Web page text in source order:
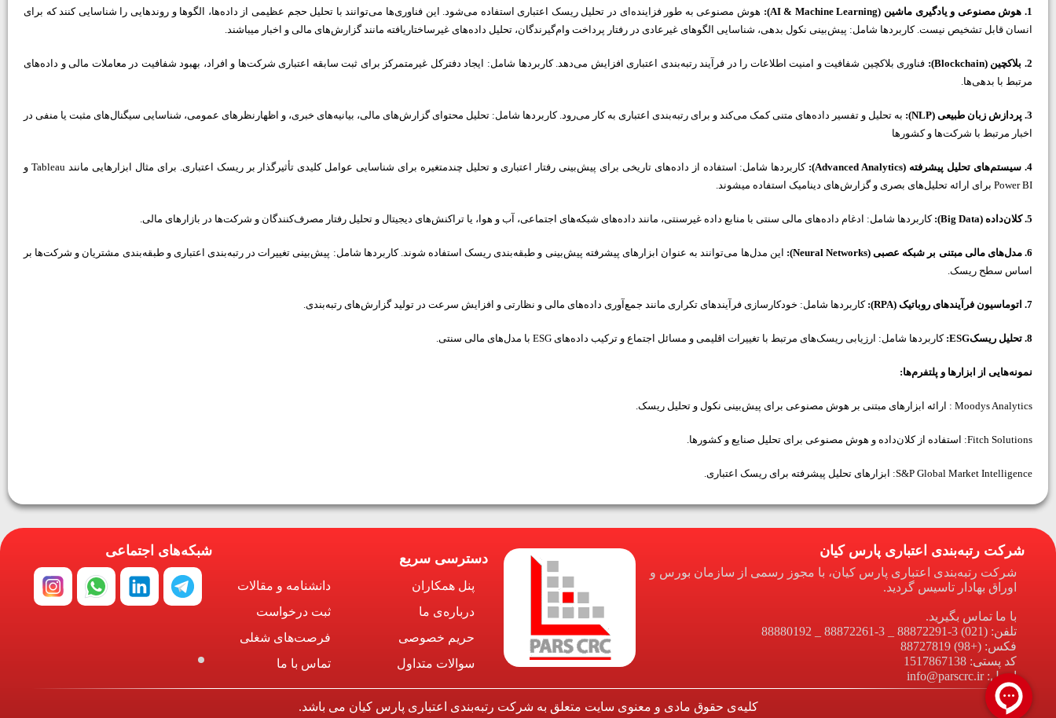
1. هوش مصنوعی و یادگیری ماشین (AI & Machine Learning ): هوش مصنوعی به طور فزاینده‌ای در تحلیل ریسک اعتباری استفاده می‌شود. این فناوری‌ها می‌توانند با تحلیل حجم عظیمی از داده‌ها، الگوها و روندهایی را شناسایی کنند که برای
انسان قابل تشخیص نیست. کاربردها شامل: پیش‌بینی نکول بدهی، شناسایی الگوهای غیرعادی در رفتار پرداخت وام‌گیرندگان، تحلیل داده‌های غیرساختاریافته مانند گزارش‌های مالی و اخبار می­باشند.
2. بلاکچین (Blockchain ): فناوری بلاکچین شفافیت و امنیت اطلاعات را در فرآیند رتبه‌بندی اعتباری افزایش می‌دهد. کاربردها شامل: ایجاد دفترکل غیرمتمرکز برای ثبت سابقه اعتباری شرکت‌ها و افراد، بهبود شفافیت در معاملات مالی و داده‌های
مرتبط با بدهی‌ها.
3. پردازش زبان طبیعی (NLP ): به تحلیل و تفسیر داده‌های متنی کمک می‌کند و برای رتبه‌بندی اعتباری به کار می‌رود. کاربردها شامل: تحلیل محتوای گزارش‌های مالی، بیانیه‌های خبری، و اظهارنظرهای عمومی، شناسایی سیگنال‌های مثبت یا منفی در
اخبار مرتبط با شرکت‌ها و کشورها
4. سیستم‌های تحلیل پیشرفته (Advanced Analytics ): کاربردها شامل: استفاده از داده‌های تاریخی برای پیش‌بینی رفتار اعتباری و تحلیل چندمتغیره برای شناسایی عوامل کلیدی تأثیرگذار بر ریسک اعتباری. برای مثال ابزارهایی مانند
و
Power BI برای ارائه تحلیل‌های بصری و گزارش‌های دینامیک استفاده می­شوند.
5. کلان‌داده (Big Data ):کاربردها شامل: ادغام داده‌های مالی سنتی با منابع داده غیرسنتی، مانند داده‌های شبکه‌های اجتماعی، آب و هوا، یا تراکنش‌های دیجیتال و تحلیل رفتار مصرف‌کنندگان و شرکت‌ها در بازارهای مالی.
6. مدل‌های مالی مبتنی بر شبکه عصبی (Neural Networks ): این مدل‌ها می‌توانند به عنوان ابزارهای پیشرفته پیش‌بینی و طبقه‌بندی ریسک استفاده شوند. کاربردها شامل: پیش‌بینی تغییرات در رتبه‌بندی اعتباری و طبقه‌بندی مشتریان و شرکت‌ها بر
اساس سطح ریسک.
7. اتوماسیون فرآیندهای روباتیک (RPA ): کاربردها شامل: خودکارسازی فرآیندهای تکراری مانند جمع‌آوری داده‌های مالی و نظارتی و افزایش سرعت در تولید گزارش‌های رتبه‌بندی.
8. تحلیل ریسکESG : کاربردها شامل: ارزیابی ریسک‌های مرتبط با تغییرات اقلیمی و مسائل اجتماع و ترکیب داده‌های
نمونه‌هایی از ابزارها و پلتفرم‌ها:
Moodys Analytics : ارائه ابزارهای مبتنی بر هوش مصنوعی برای پیش‌بینی نکول و تحلیل ریسک.
Fitch Solutions: استفاده از کلان‌داده و هوش مصنوعی برای تحلیل صنایع و کشورها.
S&P Global Market Intelligence: ابزارهای تحلیل پیشرفته برای ریسک اعتباری.
شرکت رتبه‌بندی اعتباری پارس کیان
شرکت رتبه‌بندی اعتباری پارس کیان، با مجوز رسمی از سازمان بورس و
اوراق بهادار تاسیس گردید.
با ما تماس بگیرید.
تلفن: (021) 3-88872291 _ 3-88872261 _ 88880192
فکس: (+98) 88727819
کد پستی: 1517867138
ایمیل: info@parscrc.ir
دسترسی سریع
پنل همکاران
درباره‌ی ما
حریم خصوصی
سوالات متداول
دانشنامه و مقالات
ثبت درخواست
فرصت‌های شغلی
تماس با ما
شبکه‌های اجتماعی
کلیه‌ی حقوق مادی و معنوی سایت متعلق به شرکت رتبه‌بندی اعتباری پارس کیان می باشد.